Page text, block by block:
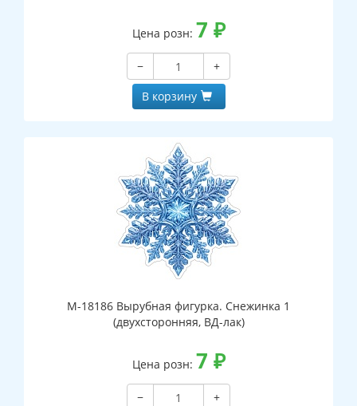
Цена розн: 7 ₽
−
+
В корзину
М-18186 Вырубная фигурка. Снежинка 1
(двухсторонняя, ВД-лак)
Цена розн: 7 ₽
−
+